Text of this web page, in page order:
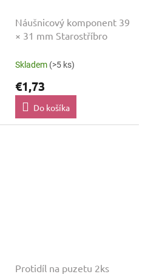
Náušnicový komponent 39
× 31 mm Starostříbro
Skladem (>5 ks)
€1,73
Do košíka
Protidíl na puzetu 2ks